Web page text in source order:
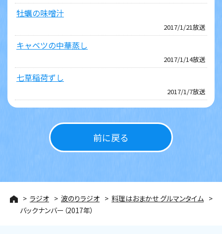
牡蠣の味噌汁
2017/1/21放送
キャベツの中華蒸し
2017/1/14放送
七草稲荷ずし
2017/1/7放送
前に戻る
ラジオ 波のりラジオ
料理はおまかせ グルマンタイム
バックナンバー（2017年）